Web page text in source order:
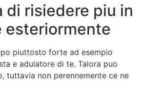
di risiedere piu in
esteriormente
piuttosto forte ad esempio
e adulatore di te. Talora puo
tuttavia non perennemente ce ne